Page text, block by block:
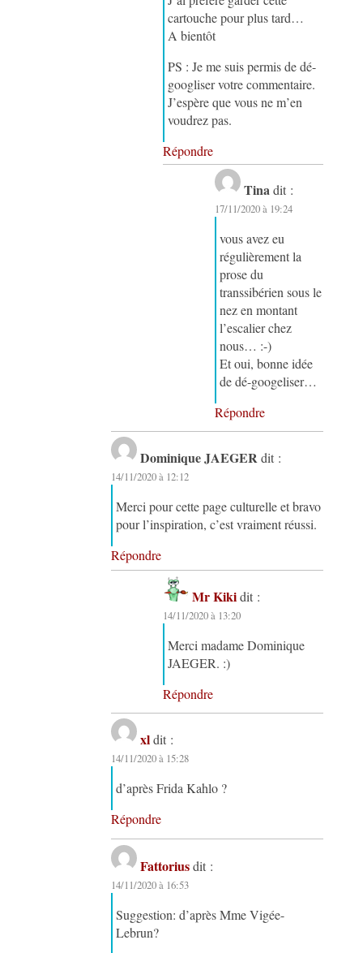
cartouche pour plus tard…
A bientôt
PS : Je me suis permis de dé-
googliser votre commentaire.
J’espère que vous ne m’en
voudrez pas.
Répondre
Tina dit :
17/11/2020 à 19:24
vous avez eu
régulièrement la
prose du
transsibérien sous le
nez en montant
l’escalier chez
nous… :-)
Et oui, bonne idée
de dé-googeliser…
Répondre
Dominique JAEGER dit :
14/11/2020 à 12:12
Merci pour cette page culturelle et bravo
pour l’inspiration, c’est vraiment réussi.
Répondre
Mr Kiki dit :
14/11/2020 à 13:20
Merci madame Dominique
JAEGER. :)
Répondre
xl dit :
14/11/2020 à 15:28
d’après Frida Kahlo ?
Répondre
Fattorius dit :
14/11/2020 à 16:53
Suggestion: d’après Mme Vigée-
Lebrun?